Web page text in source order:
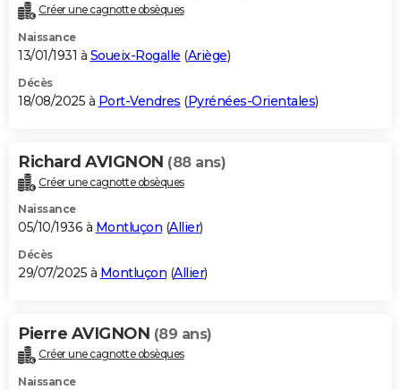
Créer une cagnotte obsèques
Naissance
13/01/1931 à Soueix-Rogalle (Ariège)
Décès
18/08/2025 à Port-Vendres (Pyrénées-Orientales)
Richard AVIGNON (88 ans)
Créer une cagnotte obsèques
Naissance
05/10/1936 à Montluçon (Allier)
Décès
29/07/2025 à Montluçon (Allier)
Pierre AVIGNON (89 ans)
Créer une cagnotte obsèques
Naissance